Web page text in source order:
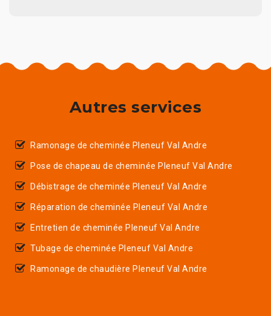
Autres services
Ramonage de cheminée Pleneuf Val Andre
Pose de chapeau de cheminée Pleneuf Val Andre
Débistrage de cheminée Pleneuf Val Andre
Réparation de cheminée Pleneuf Val Andre
Entretien de cheminée Pleneuf Val Andre
Tubage de cheminée Pleneuf Val Andre
Ramonage de chaudière Pleneuf Val Andre